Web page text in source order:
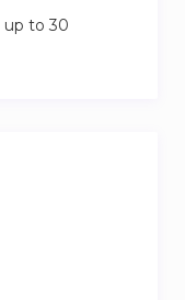
up to 30